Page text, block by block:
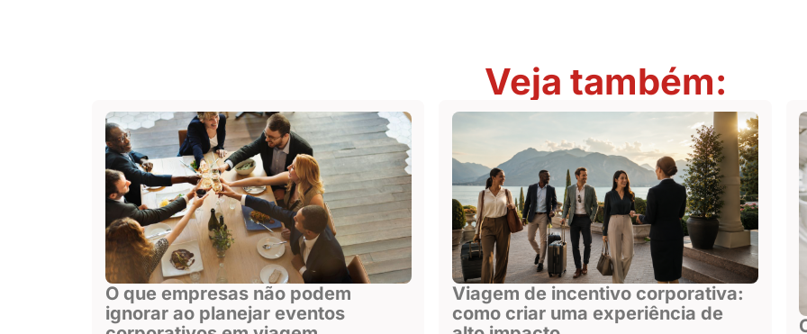
Veja também:
O que empresas não podem
ignorar ao planejar eventos
Viagem de incentivo corporativa:
como criar uma experiência de